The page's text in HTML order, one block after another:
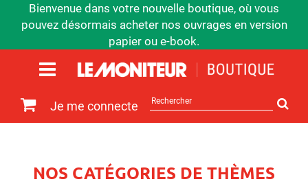
Bienvenue dans votre nouvelle boutique, où vous
pouvez désormais acheter nos ouvrages en version
papier ou e-book.
Je me connecte
sur
le
NOS CATÉGORIES DE THÈMES